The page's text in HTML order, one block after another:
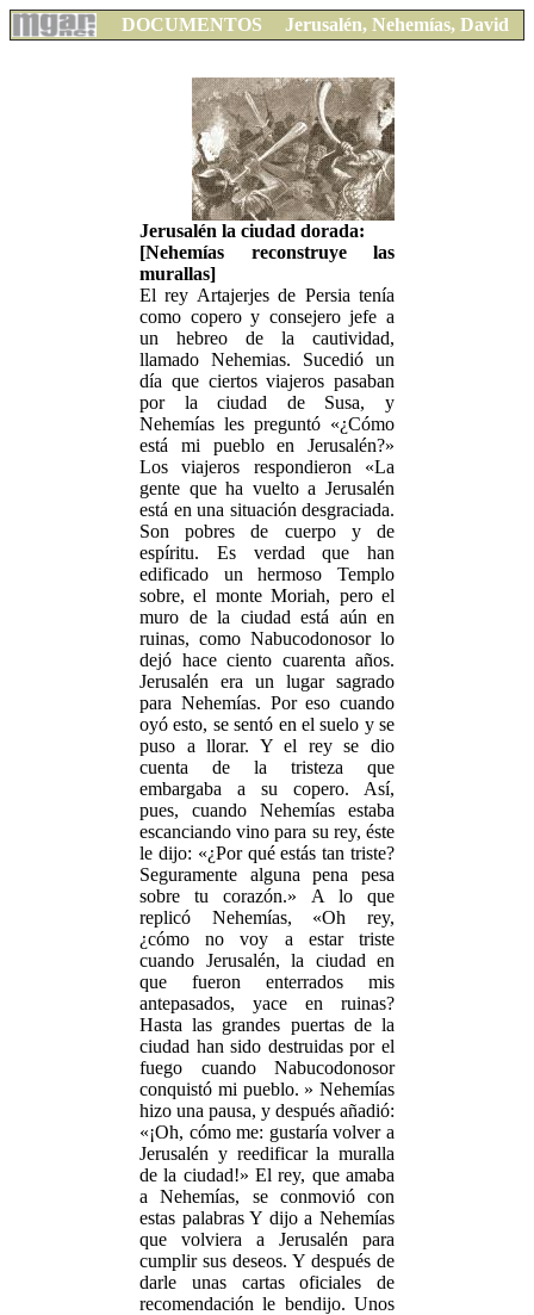
DOCUMENTOS Jerusalén, Nehemías, David
Jerusalén la ciudad dorada:
[Nehemías reconstruye las
murallas]
El rey Artajerjes de Persia tenía
como copero y consejero jefe a
un hebreo de la cautividad,
llamado Nehemias. Sucedió un
día que ciertos viajeros pasaban
por la ciudad de Susa, y
Nehemías les preguntó «¿Cómo
está mi pueblo en Jerusalén?»
Los viajeros respondieron «La
gente que ha vuelto a Jerusalén
está en una situación desgraciada.
Son pobres de cuerpo y de
espíritu. Es verdad que han
edificado un hermoso Templo
sobre, el monte Moriah, pero el
muro de la ciudad está aún en
ruinas, como Nabucodonosor lo
dejó hace ciento cuarenta años.
Jerusalén era un lugar sagrado
para Nehemías. Por eso cuando
oyó esto, se sentó en el suelo y se
puso a llorar. Y el rey se dio
cuenta de la tristeza que
embargaba a su copero. Así,
pues, cuando Nehemías estaba
escanciando vino para su rey, éste
le dijo: «¿Por qué estás tan triste?
Seguramente alguna pena pesa
sobre tu corazón.» A lo que
replicó Nehemías, «Oh rey,
¿cómo no voy a estar triste
cuando Jerusalén, la ciudad en
que fueron enterrados mis
antepasados, yace en ruinas?
Hasta las grandes puertas de la
ciudad han sido destruidas por el
fuego cuando Nabucodonosor
conquistó mi pueblo. » Nehemías
hizo una pausa, y después añadió:
«¡Oh, cómo me: gustaría volver a
Jerusalén y reedificar la muralla
de la ciudad!» El rey, que amaba
a Nehemías, se conmovió con
estas palabras Y dijo a Nehemías
que volviera a Jerusalén para
cumplir sus deseos. Y después de
darle unas cartas oficiales de
recomendación le bendijo. Unos